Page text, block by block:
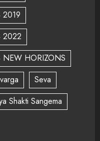
2019
2022
NEW HORIZONS
Seva
Shakti Sangema